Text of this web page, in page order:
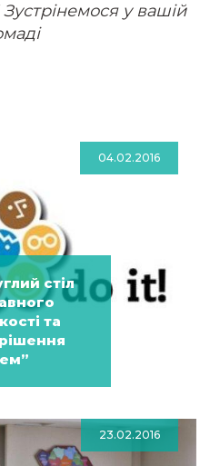
у вашій
04.02.2016
стіл
та
23.02.2016